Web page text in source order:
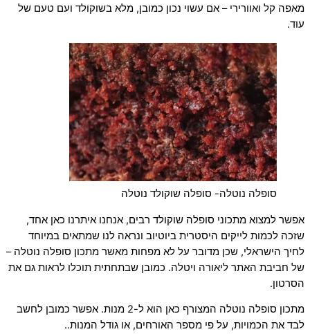
מאפה קל ואוורירי – אם עשוי נכון כמובן, מלא בשוקולד ועם טעם של
עוד.
סופלה נוטלה- סופלה שוקולד נוטלה
אפשר למצוא מתכוני סופלה שוקולד רבים, אנחנו איתרנו כאן אחד,
שזכה לכמות לייקים היסטרית ביוטיוב ונראה לנו שמתאים במיוחד
לחיך הישראלי, שכן מדובר על לא מפחות מאשר מתכון סופלה נוטלה –
של חביבת האתר ליאורה ויטלה. כמובן שבתחתית תוכלו לראות גם את
הסרטון.
מתכון סופלה נוטלה המצורף כאן הוא ל-2 מנות. אפשר כמובן לחשב
לבד את הכמויות, על פי מספר האורחים, או גודל המנות..